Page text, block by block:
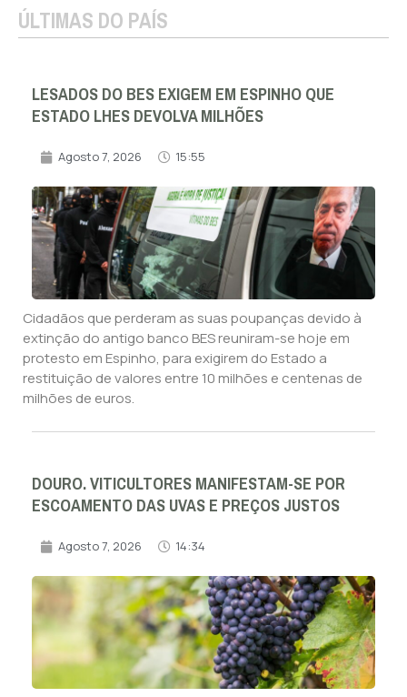
ÚLTIMAS DO PAÍS
LESADOS DO BES EXIGEM EM ESPINHO QUE
ESTADO LHES DEVOLVA MILHÕES
Agosto 7, 2026 15:55
Cidadãos que perderam as suas poupanças devido à
extinção do antigo banco BES reuniram-se hoje em
protesto em Espinho, para exigirem do Estado a
restituição de valores entre 10 milhões e centenas de
milhões de euros.
DOURO. VITICULTORES MANIFESTAM-SE POR
ESCOAMENTO DAS UVAS E PREÇOS JUSTOS
Agosto 7, 2026 14:34